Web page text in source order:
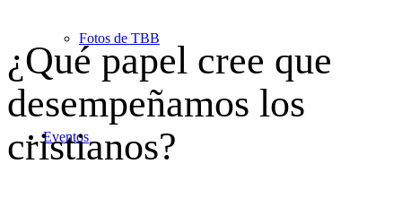
Fotos de TBB
Eventos
¿Qué papel cree que
desempeñamos los
cristianos?